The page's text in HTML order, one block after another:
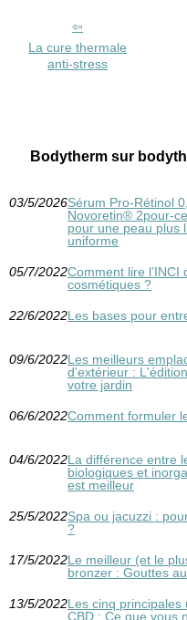
La cure thermale
anti-stress
Bodytherm sur
03/5/2026Sérum Pro‑Rétinol
Novoretin® 2pour-
pour une peau plus
uniforme
05/7/2022Comment lire l’INCI
cosmétiques ?
22/6/2022Les bases pour
09/6/2022Les meilleurs
d'extérieur :
votre jardin
06/6/2022Comment formuler
04/6/2022La différence entre
biologiques et
est meilleur
25/5/2022Spa ou jacuzzi :
?
17/5/2022Le meilleur (et le
bronzer : Gouttes
13/5/2022Les cinq principales
CBD : Ce que vous